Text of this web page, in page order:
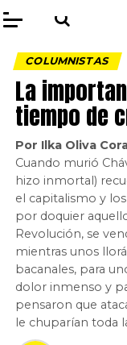
COLUMNISTAS
La
tiempo de
Por Ilka Oliva
Cuando murió
hizo inmortal)
el capitalismo y
por doquier
Revolución, se
mientras unos
bacanales, para
dolor inmenso y
pensaron que
le chuparían toda